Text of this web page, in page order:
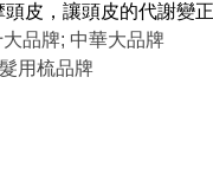
皮，讓頭皮的代謝變
品牌; 中華大品牌
用梳品牌